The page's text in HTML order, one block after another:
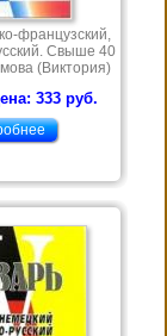
французский,
Свыше 40
(Виктория)
333 руб.